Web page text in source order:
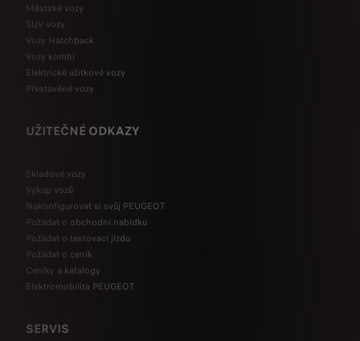
Městské vozy
SUV vozy
Vozy Hatchback
Vozy kombi
Elektrické užitkové vozy
Přestavěné vozy
UŽITEČNÉ ODKAZY
Skladové vozy
Výkup vozů
Nakonfigurovat si svůj PEUGEOT
Požádat o obchodní nabídku
Požádat o testovací jízdu
Požádat o ceník
Ceníky a katalogy
Elektromobilita PEUGEOT
SERVIS